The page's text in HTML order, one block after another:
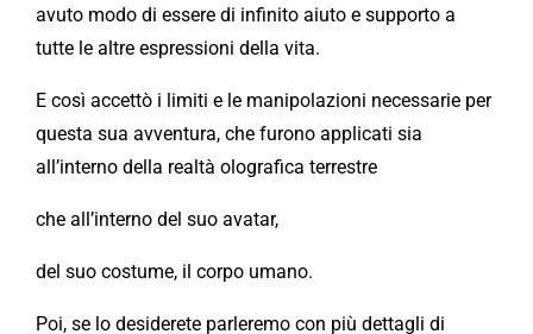
avuto modo di essere di infinito aiuto e supporto a
tutte le altre espressioni della vita.
E così accettò i limiti e le manipolazioni necessarie per
questa sua avventura, che furono applicati sia
all’interno della realtà olografica terrestre
che all’interno del suo avatar,
del suo costume, il corpo umano.
Poi, se lo desiderete parleremo con più dettagli di